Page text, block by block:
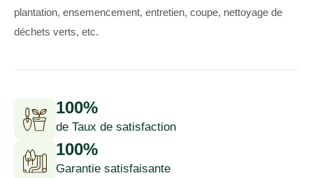
plantation, ensemencement, entretien, coupe, nettoyage de
déchets verts, etc.
100%
de Taux de satisfaction
100%
Garantie satisfaisante